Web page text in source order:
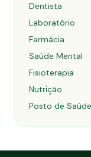
Dentista
Laboratório
Farmácia
Saúde Mental
Fisioterapia
Nutrição
Posto de Saúde